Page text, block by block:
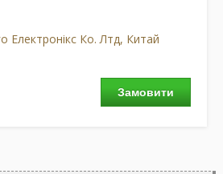
Електронікс Ко. Лтд, Китай
Замовити